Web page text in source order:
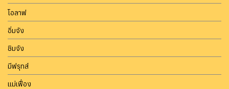
โอลาฟ
อิ่มจัง
ชิมจัง
มีฟรุทส์
แม่เฟื่อง